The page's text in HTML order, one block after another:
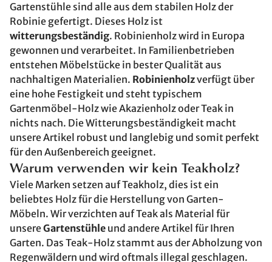
Gartenstühle sind alle aus dem stabilen Holz der
Robinie gefertigt. Dieses Holz ist
witterungsbeständig. Robinienholz wird in Europa
gewonnen und verarbeitet. In Familienbetrieben
entstehen Möbelstücke in bester Qualität aus
nachhaltigen Materialien. Robinienholzverfügt über
eine hohe Festigkeit und steht typischem
Gartenmöbel-Holz wie Akazienholz oder Teak in
nichts nach. Die Witterungsbeständigkeit macht
unsere Artikel robust und langlebig und somit perfekt
für den Außenbereich geeignet.
Warum verwenden wir kein Teakholz?
Viele Marken setzen auf Teakholz, dies ist ein
beliebtes Holz für die Herstellung von Garten-
Möbeln. Wir verzichten auf Teak als Material für
unsereGartenstühle und andere Artikel für Ihren
Garten. Das Teak-Holz stammt aus der Abholzung von
Regenwäldern und wird oftmals illegal geschlagen.